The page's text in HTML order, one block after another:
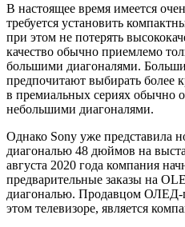
В настоящее время имеется
требуется установить
при этом не потерять
качество обычно приемлемо
большими диагоналями.
предпочитают выбирать более
в премиальных сериях обычно
небольшими диагоналями.
Однако Sony уже представила
диагональю 48 дюймов на
августа 2020 года компания
предварительные заказы на
диагональю. Продавцом ОЛЕД-
этом телевизоре, является